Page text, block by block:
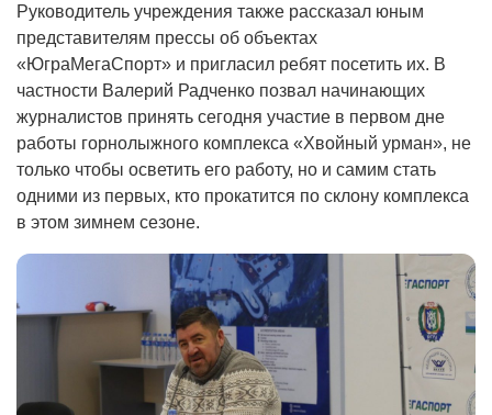
Руководитель учреждения также рассказал юным
представителям прессы об объектах
«ЮграМегаСпорт» и пригласил ребят посетить их. В
частности Валерий Радченко позвал начинающих
журналистов принять сегодня участие в первом дне
работы горнолыжного комплекса «Хвойный урман», не
только чтобы осветить его работу, но и самим стать
одними из первых, кто прокатится по склону комплекса
в этом зимнем сезоне.